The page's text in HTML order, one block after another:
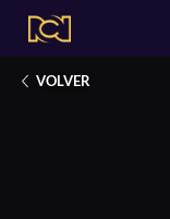
VOLVER
¿Hubo